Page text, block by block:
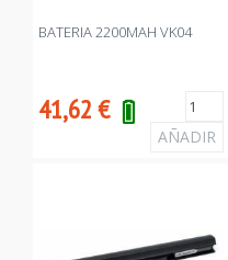
BATERIA 2200MAH VK04
41,62€